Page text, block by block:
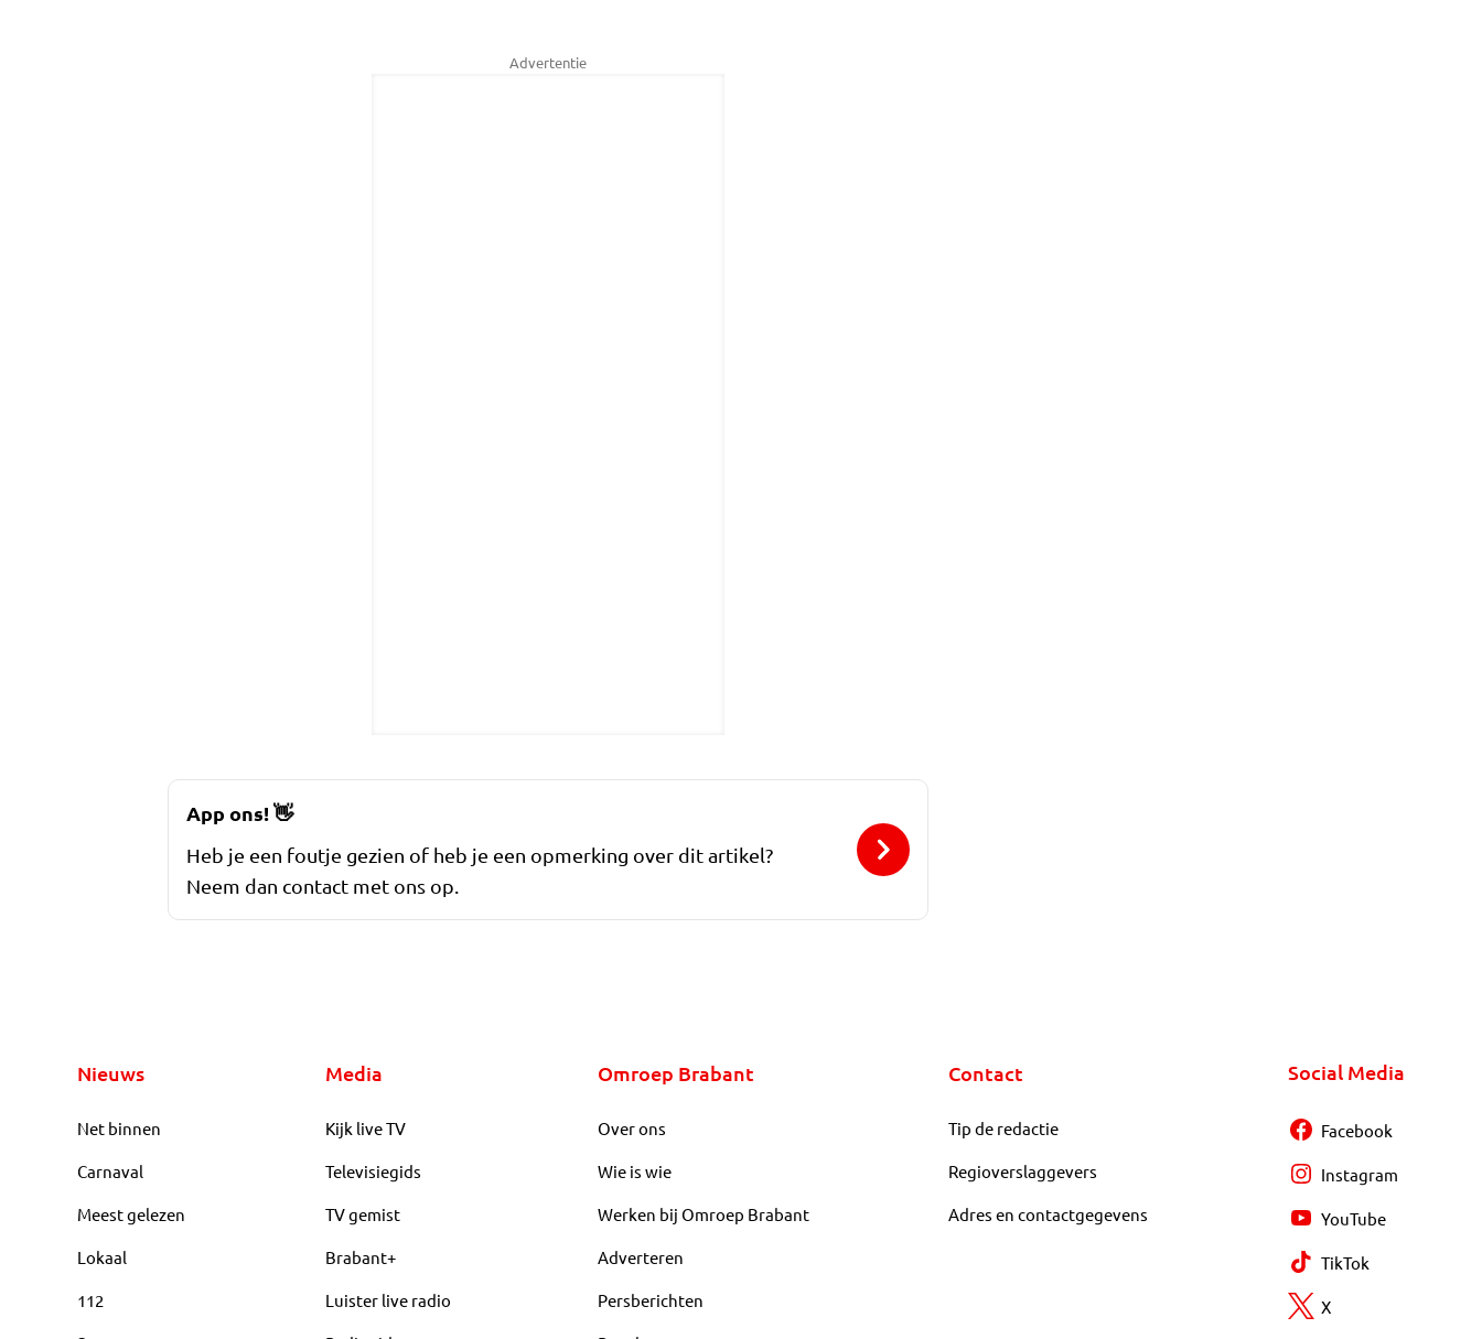
Advertentie
App ons!👋
Heb je een foutje gezien of heb je een opmerking over dit artikel?
Neem dan contact met ons op.
Nieuws
Net binnen
Carnaval
Meest gelezen
Lokaal
112
Media
Kijk live TV
Televisiegids
TV gemist
Brabant+
Luister live radio
Omroep Brabant
Over ons
Wie is wie
Werken bij Omroep Brabant
Adverteren
Persberichten
Contact
Tip de redactie
Regioverslaggevers
Adres en contactgegevens
Social Media
Facebook
Instagram
YouTube
TikTok
X